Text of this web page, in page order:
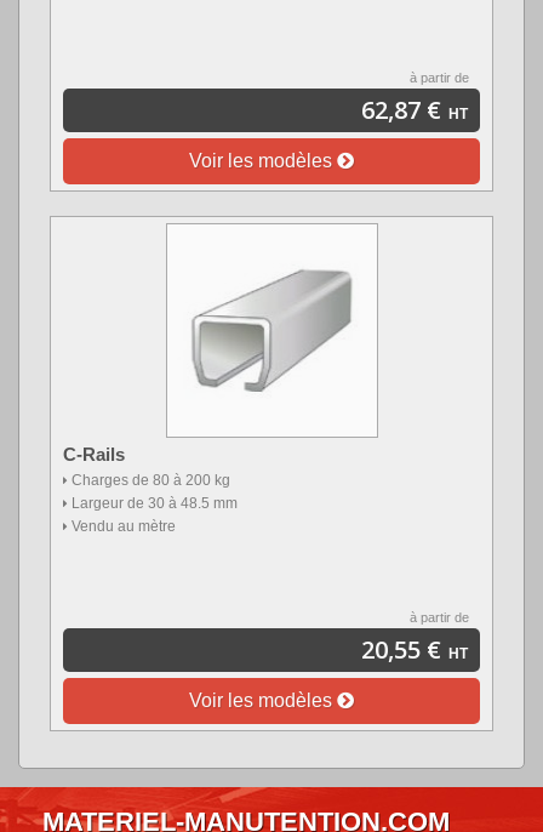
à partir de
62,87 € HT
Voir les modèles
C-Rails
Charges de 80 à 200 kg
Largeur de 30 à 48.5 mm
Vendu au mètre
à partir de
20,55 € HT
Voir les modèles
MATERIEL-MANUTENTION.COM